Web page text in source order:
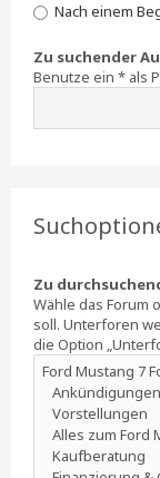
Nach einem
Zu suchender
Benutze ein * als
Zu
Wähle das Forum
soll. Unterforen
die Option